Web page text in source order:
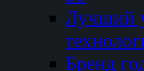
Лучший
Бренд